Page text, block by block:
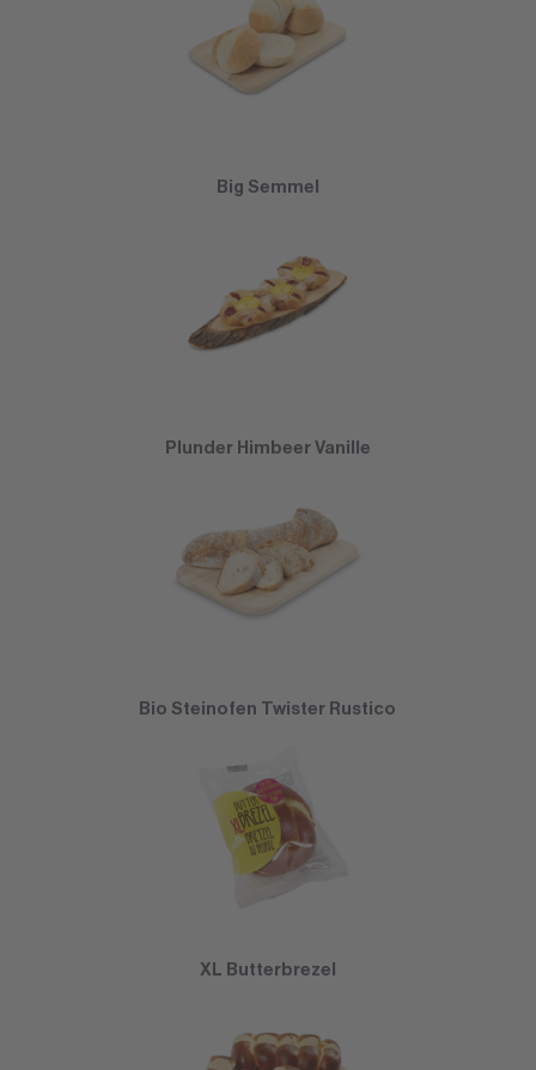
Big Semmel
Plunder Himbeer Vanille
Bio Steinofen Twister Rustico
XL Butterbrezel